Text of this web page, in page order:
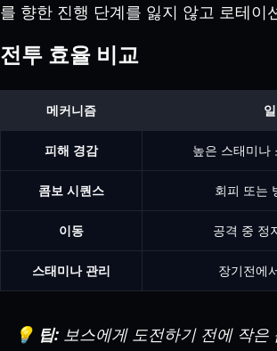
를 향한 진행 단계를 잃지 않고 로테
전투 효율 비교
메커니즘
피해 경감 높은 스태미나
콤보 시퀀스 회피 또는
이동 공격 중 정
스태미나 관리 장기전에
💡 팁: 보스에게 도전하기 전에 작